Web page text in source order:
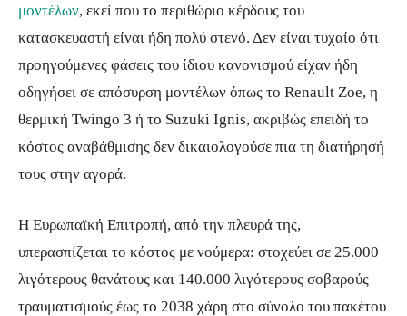
μοντέλων, εκεί που το περιθώριο κέρδους του
κατασκευαστή είναι ήδη πολύ στενό. Δεν είναι τυχαίο ότι
προηγούμενες φάσεις του ίδιου κανονισμού είχαν ήδη
οδηγήσει σε απόσυρση μοντέλων όπως το Renault Zoe, η
θερμική Twingo 3 ή το Suzuki Ignis, ακριβώς επειδή το
κόστος αναβάθμισης δεν δικαιολογούσε πια τη διατήρησή
τους στην αγορά.
Η Ευρωπαϊκή Επιτροπή, από την πλευρά της,
υπερασπίζεται το κόστος με νούμερα: στοχεύει σε 25.000
λιγότερους θανάτους και 140.000 λιγότερους σοβαρούς
τραυματισμούς έως το 2038 χάρη στο σύνολο του πακέτου